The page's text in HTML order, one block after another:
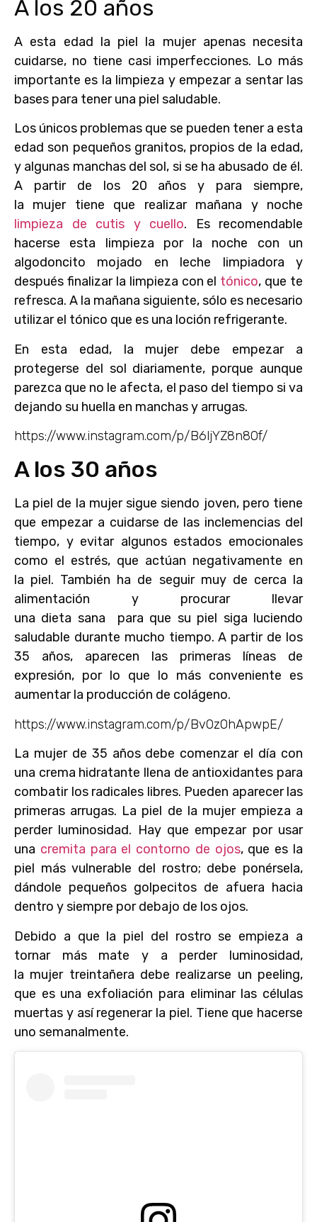
A los 20 años
A esta edad la piel la mujer apenas necesita
cuidarse, no tiene casi imperfecciones. Lo más
importante es la limpieza y empezar a sentar las
bases para tener una piel saludable.
Los únicos problemas que se pueden tener a esta
edad son pequeños granitos, propios de la edad,
y algunas manchas del sol, si se ha abusado de él.
A partir de los 20 años y para siempre,
la mujer tiene que realizar mañana y noche
limpieza de cutis y cuello. Es recomendable
hacerse esta limpieza por la noche con un
algodoncito mojado en leche limpiadora y
después finalizar la limpieza con el tónico, que te
refresca. A la mañana siguiente, sólo es necesario
utilizar el tónico que es una loción refrigerante.
En esta edad, la mujer debe empezar a
protegerse del sol diariamente, porque aunque
parezca que no le afecta, el paso del tiempo si va
dejando su huella en manchas y arrugas.
https://www.instagram.com/p/B6ljYZ8n8Of/
A los 30 años
La piel de la mujer sigue siendo joven, pero tiene
que empezar a cuidarse de las inclemencias del
tiempo, y evitar algunos estados emocionales
como el estrés, que actúan negativamente en
la piel. También ha de seguir muy de cerca la
alimentación y procurar llevar
una dieta sana para que su piel siga luciendo
saludable durante mucho tiempo. A partir de los
35 años, aparecen las primeras líneas de
expresión, por lo que lo más conveniente es
aumentar la producción de colágeno.
https://www.instagram.com/p/Bv0z0hApwpE/
La mujer de 35 años debe comenzar el día con
una crema hidratante llena de antioxidantes para
combatir los radicales libres. Pueden aparecer las
primeras arrugas. La piel de la mujer empieza a
perder luminosidad. Hay que empezar por usar
una cremita para el contorno de ojos, que es la
piel más vulnerable del rostro; debe ponérsela,
dándole pequeños golpecitos de afuera hacia
dentro y siempre por debajo de los ojos.
Debido a que la piel del rostro se empieza a
tornar más mate y a perder luminosidad,
la mujer treintañera debe realizarse un peeling,
que es una exfoliación para eliminar las células
muertas y así regenerar la piel. Tiene que hacerse
uno semanalmente.